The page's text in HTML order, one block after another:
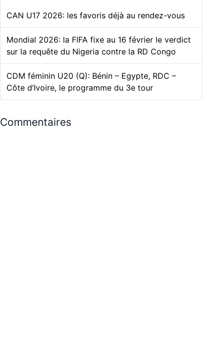
CAN U17 2026: les favoris déjà au rendez-vous
Mondial 2026: la FIFA fixe au 16 février le verdict
sur la requête du Nigeria contre la RD Congo
CDM féminin U20 (Q): Bénin – Egypte, RDC –
Côte d’Ivoire, le programme du 3e tour
Commentaires